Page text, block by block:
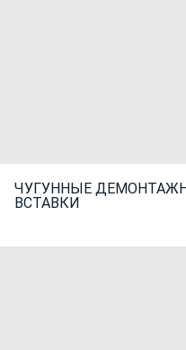
ЧУГУННЫЕ
ВСТАВКИ